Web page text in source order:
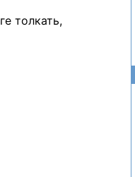
толкать,